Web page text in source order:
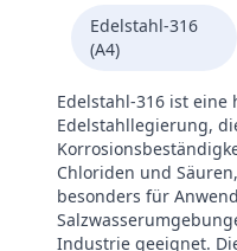
Edelstahl-316
(A4)
Edelstahl-316 ist eine
Edelstahllegierung,
Chloriden und
besonders für
Industrie geeignet.